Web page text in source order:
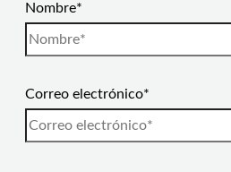
Nombre*
Correo electrónico*